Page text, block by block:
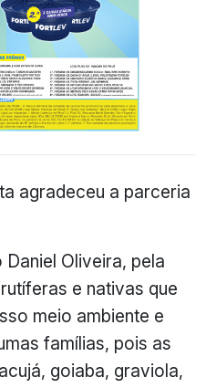
agradeceu a parceria
Oliveira, pela
e nativas que
meio ambiente e
famílias, pois as
goiaba, graviola,